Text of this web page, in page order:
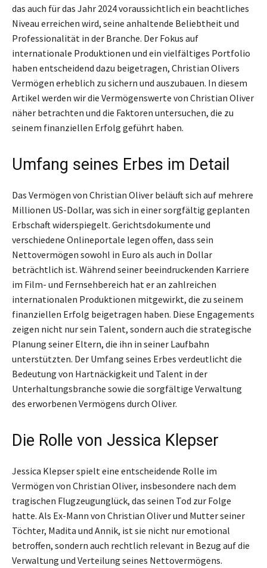
das auch für das Jahr 2024 voraussichtlich ein beachtliches
Niveau erreichen wird, seine anhaltende Beliebtheit und
Professionalität in der Branche. Der Fokus auf
internationale Produktionen und ein vielfältiges Portfolio
haben entscheidend dazu beigetragen, Christian Olivers
Vermögen erheblich zu sichern und auszubauen. In diesem
Artikel werden wir die Vermögenswerte von Christian Oliver
näher betrachten und die Faktoren untersuchen, die zu
seinem finanziellen Erfolg geführt haben.
Umfang seines Erbes im Detail
Das Vermögen von Christian Oliver beläuft sich auf mehrere
Millionen US-Dollar, was sich in einer sorgfältig geplanten
Erbschaft widerspiegelt. Gerichtsdokumente und
verschiedene Onlineportale legen offen, dass sein
Nettovermögen sowohl in Euro als auch in Dollar
beträchtlich ist. Während seiner beeindruckenden Karriere
im Film- und Fernsehbereich hat er an zahlreichen
internationalen Produktionen mitgewirkt, die zu seinem
finanziellen Erfolg beigetragen haben. Diese Engagements
zeigen nicht nur sein Talent, sondern auch die strategische
Planung seiner Eltern, die ihn in seiner Laufbahn
unterstützten. Der Umfang seines Erbes verdeutlicht die
Bedeutung von Hartnäckigkeit und Talent in der
Unterhaltungsbranche sowie die sorgfältige Verwaltung
des erworbenen Vermögens durch Oliver.
Die Rolle von Jessica Klepser
Jessica Klepser spielt eine entscheidende Rolle im
Vermögen von Christian Oliver, insbesondere nach dem
tragischen Flugzeugunglück, das seinen Tod zur Folge
hatte. Als Ex-Mann von Christian Oliver und Mutter seiner
Töchter, Madita und Annik, ist sie nicht nur emotional
betroffen, sondern auch rechtlich relevant in Bezug auf die
Verwaltung und Verteilung seines Nettovermögens.